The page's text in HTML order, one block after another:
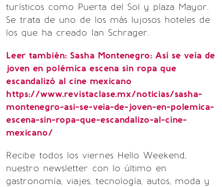
turísticos como Puerta del Sol y plaza Mayor.
Se trata de uno de los más lujosos hoteles de
los que ha creado Ian Schrager.
Leer también: Sasha Montenegro: Así se veía de
joven en polémica escena sin ropa que
escandalizó al cine mexicano
https://www.revistaclase.mx/noticias/sasha-
montenegro-asi-se-veia-de-joven-en-polemica-
escena-sin-ropa-que-escandalizo-al-cine-
mexicano/
Recibe todos los viernes Hello Weekend,
nuestro newsletter con lo último en
gastronomía, viajes, tecnología, autos, moda y